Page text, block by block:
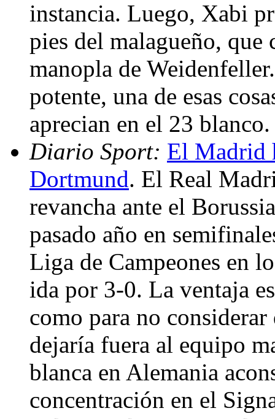
instancia. Luego, Xabi
pies del malagueño,
manopla de
potente, una de esas
aprecian en el 23
Diario Sport: El Madrid
Dortmund. El Real
revancha ante el
pasado año en
Liga de Campeones en
ida por 3-0. La ventaja
como para no
dejaría fuera al equipo
blanca en Alemania
concentración en el